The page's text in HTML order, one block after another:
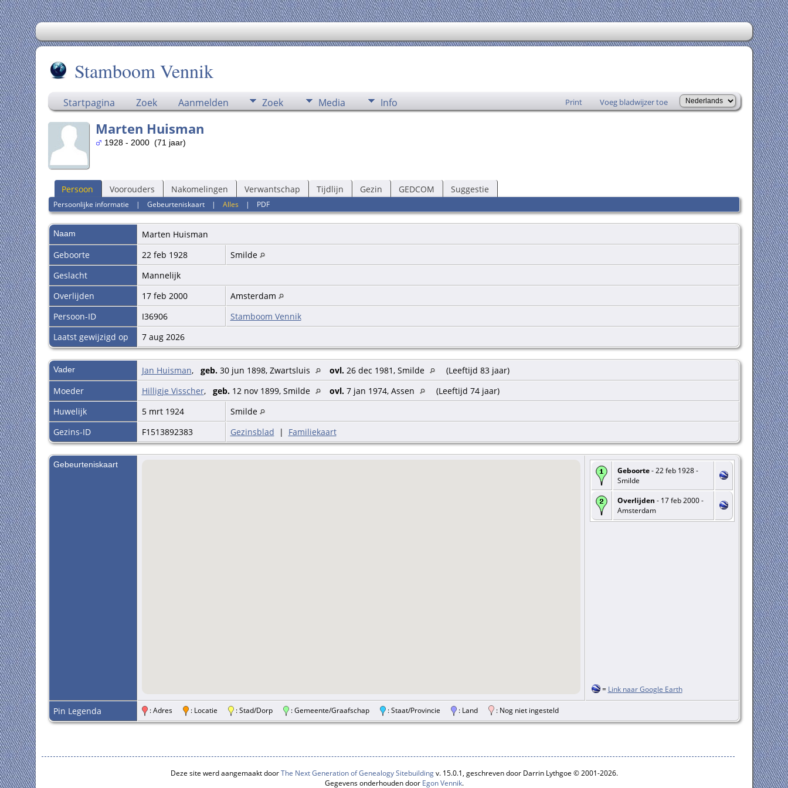
Stamboom Vennik
Startpagina Zoek Aanmelden Zoek Media Info Print Voeg bladwijzer toe
Marten Huisman
1928 - 2000 (71 jaar)
Persoon Voorouders Nakomelingen Verwantschap Tijdlijn Gezin GEDCOM Suggestie
Persoonlijke informatie | Gebeurteniskaart| Alles | PDF
Naam Marten Huisman
Geboorte
22 feb 1928
Smilde
Geslacht
Mannelijk
Overlijden
17 feb 2000
Amsterdam
Persoon-ID
I36906
Stamboom Vennik
Laatst gewijzigd op
7 aug 2026
Vader Jan Huisman, geb.30 jun 1898, Zwartsluis ovl.26 dec 1981, Smilde
(Leeftijd 83 jaar)
Moeder
Hilligje Visscher, geb.12 nov 1899, Smilde ovl.7 jan 1974, Assen
(Leeftijd 74 jaar)
Huwelijk
5 mrt 1924
Smilde
Gezins-ID
F1513892383 Gezinsblad | Familiekaart
Gebeurteniskaart
Geboorte- 22 feb 1928 -
Smilde
Overlijden - 17 feb 2000 -
Amsterdam
= Link naar Google Earth
Pin Legenda : Adres : Locatie : Stad/Dorp : Gemeente/Graafschap : Staat/Provincie : Land : Nog niet ingesteld
Deze site werd aangemaakt doorThe Next Generation of Genealogy Sitebuildingv. 15.0.1, geschreven door Darrin Lythgoe © 2001-2026.
Gegevens onderhouden door Egon Vennik.